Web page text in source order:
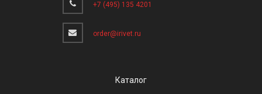
+7 (495) 135 4201
order@irivet.ru
Каталог